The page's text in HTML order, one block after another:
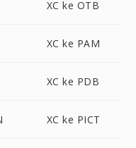
XC ke OTB
XC ke PAM
XC ke PDB
XC ke PICT